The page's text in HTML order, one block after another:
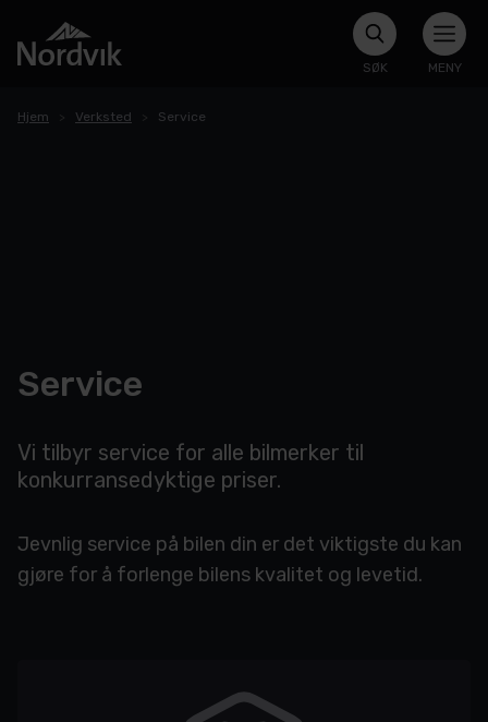
SØK MENY
Hjem Verksted Service
Service
Vi tilbyr service for alle bilmerker til
konkurransedyktige priser.
Jevnlig service på bilen din er det viktigste du kan
gjøre for å forlenge bilens kvalitet og levetid.